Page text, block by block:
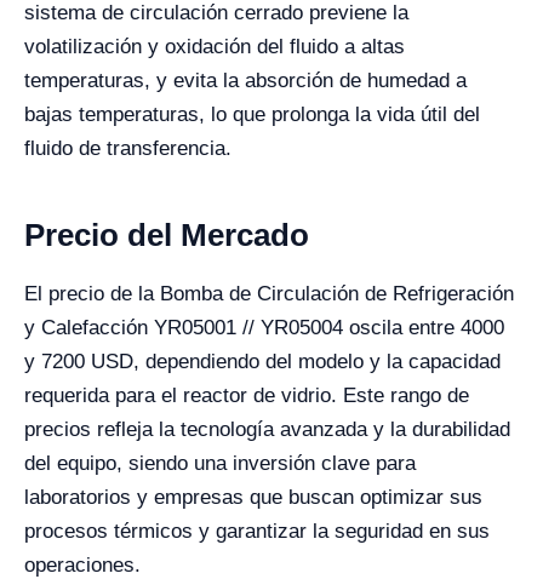
sistema de circulación cerrado previene la
volatilización y oxidación del fluido a altas
temperaturas, y evita la absorción de humedad a
bajas temperaturas, lo que prolonga la vida útil del
fluido de transferencia.
Precio del Mercado
El precio de la Bomba de Circulación de Refrigeración
y Calefacción YR05001 // YR05004 oscila entre 4000
y 7200 USD, dependiendo del modelo y la capacidad
requerida para el reactor de vidrio. Este rango de
precios refleja la tecnología avanzada y la durabilidad
del equipo, siendo una inversión clave para
laboratorios y empresas que buscan optimizar sus
procesos térmicos y garantizar la seguridad en sus
operaciones.